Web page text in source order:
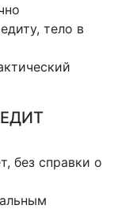
тело в
без справки о